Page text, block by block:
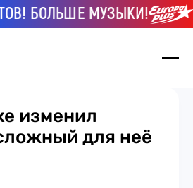
БОЛЬШЕ МУЗЫКИ!
изменил
для неё